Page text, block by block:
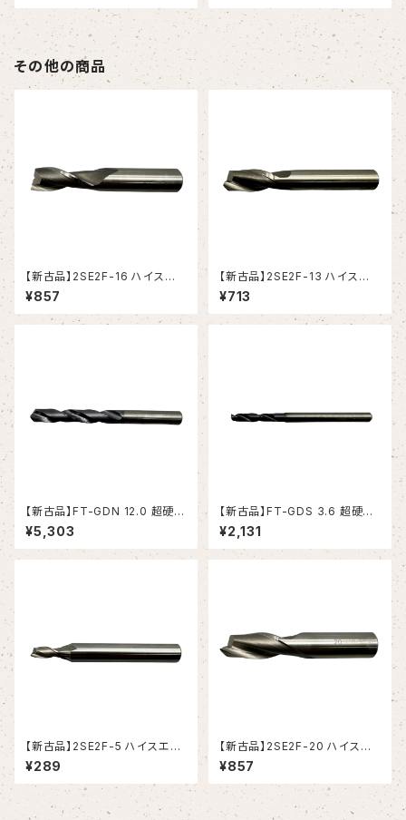
その他の商品
【新古品】2SE2F-16 ハイスエ
ンドミル (YG-1)
¥857
【新古品】2SE2F-13 ハイスエ
ンドミル (YG-1)
¥713
【新古品】FT-GDN 12.0 超硬ド
リル (OSG)
¥5,303
【新古品】FT-GDS 3.6 超硬ド
リル (OSG)
¥2,131
【新古品】2SE2F-5 ハイスエン
ドミル (YG-1)
¥289
【新古品】2SE2F-20 ハイスエ
ンドミル (YG-1)
¥857